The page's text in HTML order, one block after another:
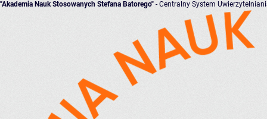
"Akademia Nauk Stosowanych Stefana Batorego" - Centralny System